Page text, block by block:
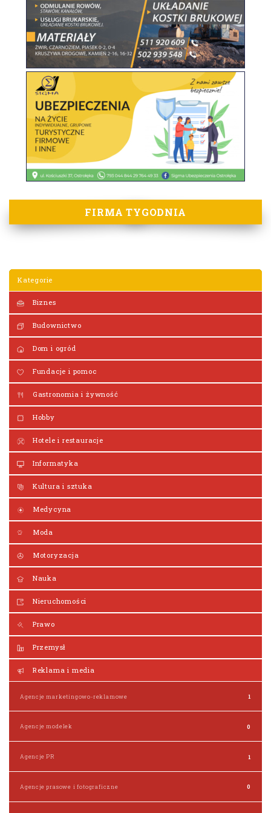
FIRMA TYGODNIA
Kategorie
Biznes
Budownictwo
Dom i ogród
Fundacje i pomoc
Gastronomia i żywność
Hobby
Hotele i restauracje
Informatyka
Kultura i sztuka
Medycyna
Moda
Motoryzacja
Nauka
Nieruchomości
Prawo
Przemysł
Reklama i media
Agencje marketingowo-reklamowe 1
Agencje modelek 0
Agencje PR 1
Agencje prasowe i fotograficzne 0